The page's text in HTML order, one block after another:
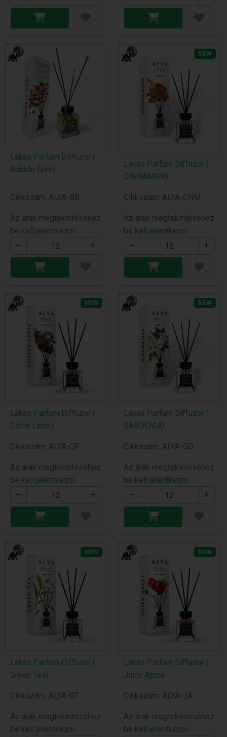
Lakás Parfüm Diffúzor (
Bubble Gum)
Cikkszám: ALYA-BB
Az árak megtekintéséhez
be kell jelentkezni
NEW
Lakás Parfüm Diffúzor (
CINNAMON)
Cikkszám: ALYA-CNM
Az árak megtekintéséhez
be kell jelentkezni
NEW
Lakás Parfüm Diffúzor (
Coffe Latte)
Cikkszám: ALYA-CF
Az árak megtekintéséhez
be kell jelentkezni
NEW
Lakás Parfüm Diffúzor (
GARDENIA)
Cikkszám: ALYA-GD
Az árak megtekintéséhez
be kell jelentkezni
NEW
Lakás Parfüm Diffúzor (
Green Tea)
Cikkszám: ALYA-GT
Az árak megtekintéséhez
be kell jelentkezni
NEW
Lakás Parfüm Diffúzor (
Juicy Apple
Cikkszám: ALYA-JA
Az árak megtekintéséhez
be kell jelentkezni